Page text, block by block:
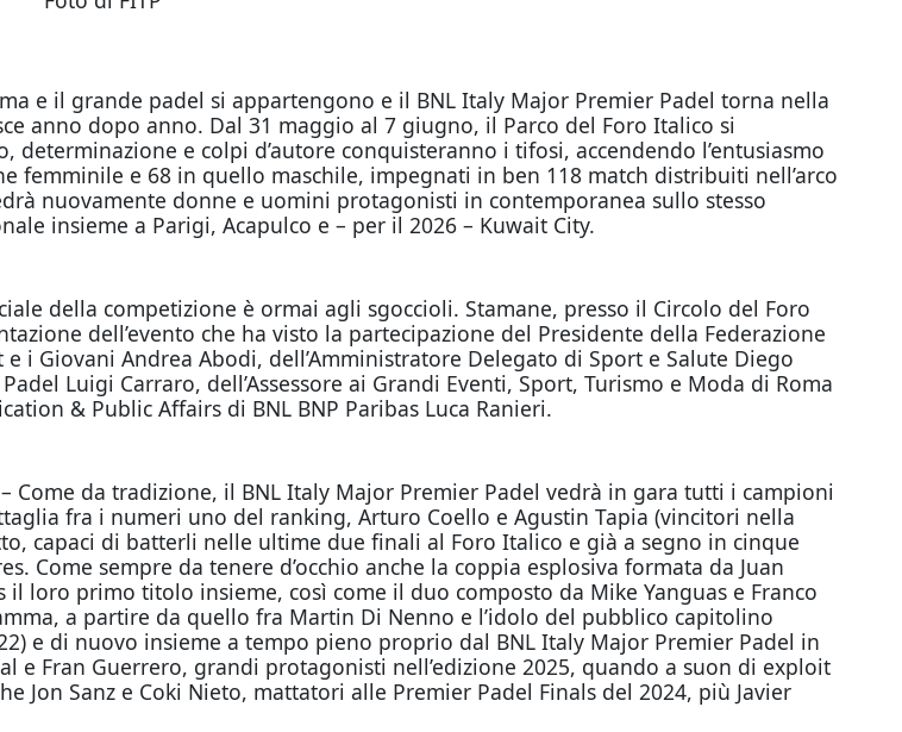
e il grande padel si appartengono e il BNL Italy Major Premier Padel torna nella
anno dopo anno. Dal 31 maggio al 7 giugno, il Parco del Foro Italico si
e colpi d’autore conquisteranno i tifosi, accendendo l’entusiasmo
femminile e 68 in quello maschile, impegnati in ben 118 match distribuiti nell’arco
nuovamente donne e uomini protagonisti in contemporanea sullo stesso
insieme a Parigi, Acapulco e – per il 2026 – Kuwait City.
della competizione è ormai agli sgoccioli. Stamane, presso il Circolo del Foro
dell’evento che ha visto la partecipazione del Presidente della Federazione
i Giovani Andrea Abodi, dell’Amministratore Delegato di Sport e Salute Diego
Luigi Carraro, dell’Assessore ai Grandi Eventi, Sport, Turismo e Moda di Roma
& Public Affairs di BNL BNP Paribas Luca Ranieri.
– Come da tradizione, il BNL Italy Major Premier Padel vedrà in gara tutti i campioni
fra i numeri uno del ranking, Arturo Coello e Agustin Tapia (vincitori nella
capaci di batterli nelle ultime due finali al Foro Italico e già a segno in cinque
Come sempre da tenere d’occhio anche la coppia esplosiva formata da Juan
loro primo titolo insieme, così come il duo composto da Mike Yanguas e Franco
a partire da quello fra Martin Di Nenno e l’idolo del pubblico capitolino
e di nuovo insieme a tempo pieno proprio dal BNL Italy Major Premier Padel in
e Fran Guerrero, grandi protagonisti nell’edizione 2025, quando a suon di exploit
Jon Sanz e Coki Nieto, mattatori alle Premier Padel Finals del 2024, più Javier